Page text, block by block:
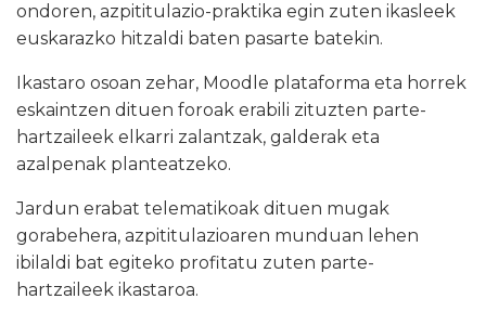
ondoren, azpititulazio-praktika egin zuten ikasleek
euskarazko hitzaldi baten pasarte batekin.
Ikastaro osoan zehar, Moodle plataforma eta horrek
eskaintzen dituen foroak erabili zituzten parte-
hartzaileek elkarri zalantzak, galderak eta
azalpenak planteatzeko.
Jardun erabat telematikoak dituen mugak
gorabehera, azpititulazioaren munduan lehen
ibilaldi bat egiteko profitatu zuten parte-
hartzaileek ikastaroa.